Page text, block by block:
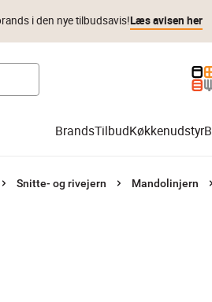
i den nye tilbudsavis!Læs avisen her
BrandsTilbudKøkkenudstyr
Snitte- og rivejern Mandolinjern